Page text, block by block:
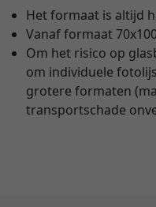
Het formaat is altijd
Vanaf formaat
Om het risico op
om individuele
grotere formaten
transportschade